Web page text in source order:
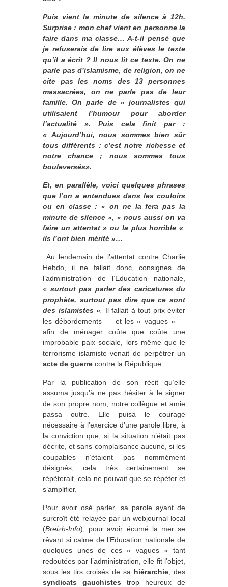
Puis vient la minute de silence à 12h.
Surprise : mon chef vient en personne la
faire dans ma classe… A-t-il pensé que
je refuserais de lire aux élèves le texte
qu’il a écrit ? Il nous lit ce texte. On ne
parle pas d’islamisme, de religion, on ne
cite pas les noms des 13 personnes
massacrées, on ne parle pas de leur
famille. On parle de « journalistes qui
utilisaient l’humour pour aborder
l’actualité ». Puis cela finit par :
« Aujourd’hui, nous sommes bien sûr
tous différents : c’est notre richesse et
notre chance ; nous sommes tous
bouleversés».
Et, en parallèle, voici quelques phrases
que l’on a entendues dans les couloirs
ou en classe : « on ne la fera pas la
minute de silence », « nous aussi on va
faire un attentat » ou la plus horrible «
ils l’ont bien mérité »…
Au lendemain de l’attentat contre Charlie
Hebdo, il ne fallait donc, consignes de
l’administration de l’Education nationale,
« surtout pas parler des caricatures du
prophète, surtout pas dire que ce sont
des islamistes »
Il fallait à tout prix éviter
les débordements ― et les « vagues » —
afin de ménager coûte que coûte une
improbable paix sociale, lors même que le
terrorisme islamiste venait de perpétrer un
acte de guerre contre la République…
Par la publication de son récit qu’elle
assuma jusqu’à ne pas hésiter à le signer
de son propre nom, notre collègue et amie
passa outre. Elle puisa le courage
nécessaire à l’exercice d’une parole libre, à
la conviction que, si la situation n’était pas
décrite, et sans complaisance aucune, si les
coupables n’étaient pas nommément
désignés, cela très certainement se
répèterait, cela ne pouvait que se répéter et
s’amplifier.
Pour avoir osé parler, sa parole ayant de
surcroît été relayée par un webjournal local
(Breizh-Info), pour avoir écumé la mer se
rêvant si calme de l’Education nationale de
quelques unes de ces « vagues » tant
redoutées par l’administration, elle fit l’objet,
sous les tirs croisés de sa hiérarchie , des
syndicats gauchistes trop heureux de